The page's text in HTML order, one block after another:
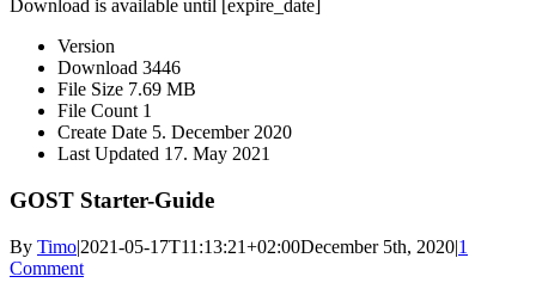
Download is available until [expire_date]
Version
Download 3446
File Size 7.69 MB
File Count 1
Create Date 5. December 2020
Last Updated 17. May 2021
GOST Starter-Guide
By Timo|2021-05-17T11:13:21+02:00December 5th, 2020|1
Comment